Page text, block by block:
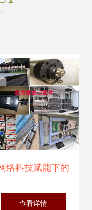
络科技赋能下的
雕刻机市场 广告雕
查看详情